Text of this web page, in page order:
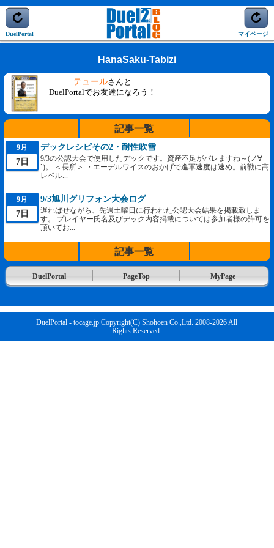
DuelPortal マイページ
HanaSaku-Tabizi
テュールさんと
DuelPortalでお友達になろう！
記事一覧
9月
7日
デックレシピその2・耐性吹雪
9/3の公認大会で使用したデックです。資産不足がバレますね～(ノ∀
`)。 ＜長所＞ ・エーデルワイスのおかげで進軍速度は速め。前戦に高
レベル...
9月
7日
9/3旭川グリフォン大会ログ
遅ればせながら、先週土曜日に行われた公認大会結果を掲載致しま
す。 プレイヤー氏名及びデック内容掲載については参加者様の許可を
頂いてお...
記事一覧
DuelPortal PageTop MyPage
DuelPortal - tocage.jp Copyright(C) Shohoen Co.,Ltd. 2008-2026 All
Rights Reserved.